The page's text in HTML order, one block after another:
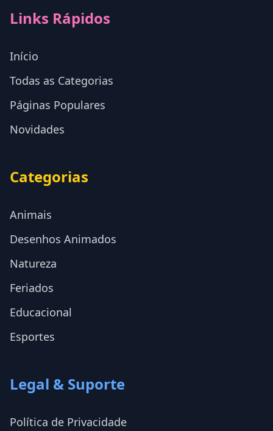
Links Rápidos
Início
Todas as Categorias
Páginas Populares
Novidades
Categorias
Animais
Desenhos Animados
Natureza
Feriados
Educacional
Esportes
Legal & Suporte
Política de Privacidade